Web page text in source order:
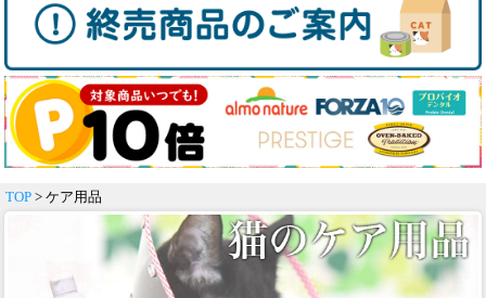
TOP > ケア用品